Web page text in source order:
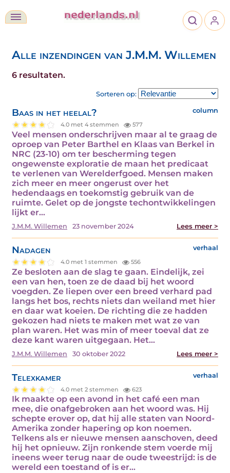
Alle inzendingen van J.M.M. Willemen
6 resultaten.
Sorteren op:
Baas in het heelal? column
4.0 met 4 stemmen 577
Veel mensen onderschrijven maar al te graag de
oproep van Peter Barthel en Klaas van Berkel in
NRC (23-10) om ter bescherming tegen
ongewenste exploratie de maan het predicaat
te verlenen van Werelderfgoed. Mensen maken
zich meer en meer ongerust over het
hedendaags en toekomstig gebruik van de
ruimte. Gelet op de jongste techontwikkelingen
lijkt er…
J.M.M. Willemen 23 november 2024 Lees meer >
Nadagen verhaal
4.0 met 1 stemmen 556
Ze besloten aan de slag te gaan. Eindelijk, zei
een van hen, toen ze de daad bij het woord
voegden. Ze liepen over een breed verhard pad
langs het bos, rechts niets dan weiland met hier
en daar wat koeien. De richting die ze hadden
gekozen had niets te maken met wat ze van
plan waren. Het was min of meer toeval dat ze
deze kant waren uitgegaan. Het…
J.M.M. Willemen 30 oktober 2022 Lees meer >
Telexkamer verhaal
4.0 met 2 stemmen 623
Ik maakte op een avond in het café een man
mee, die onafgebroken aan het woord was. Hij
schepte erover op, dat hij alle staten van Noord-
Amerika zonder hapering op kon noemen.
Telkens als er nieuwe mensen aanschoven, deed
hij het opnieuw. Zijn ronkende stem voerde mij
ineens weer terug naar de oude tweestrijd: is de
wereld een toestand of is er…